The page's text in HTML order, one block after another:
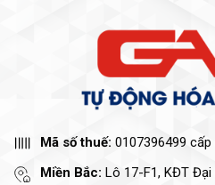
Mã số thuế: 0107396499
Miền Bắc: Lô 17-F1, KĐT Đại